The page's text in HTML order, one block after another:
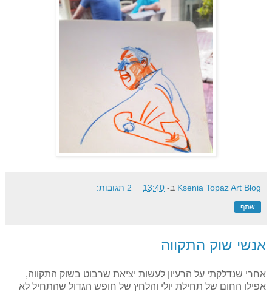
Ksenia Topaz Art Blog ב- 13:40 2 תגובות:
שתף
אנשי שוק התקווה
אחרי שנדלקתי על הרעיון לעשות יציאת שרבוט בשוק התקווה,
אפילו החום של תחילת יולי והלחץ של חופש הגדול שהתחיל לא